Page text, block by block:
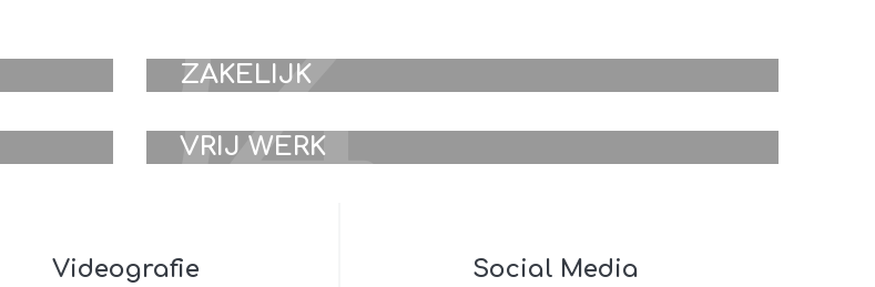
ZAKELIJK
02
VRIJ WERK
04
Videografie Social Media